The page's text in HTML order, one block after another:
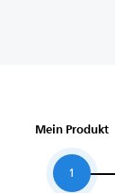
Mein Produkt
1